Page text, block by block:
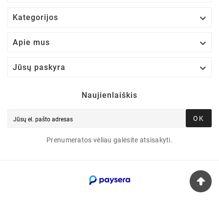
Kategorijos 
Apie mus 
Jūsų paskyra 
Naujienlaiškis
OK
Prenumeratos vėliau galėsite atsisakyti.